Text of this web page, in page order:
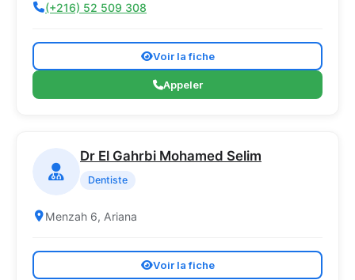
(+216) 52 509 308
Voir la fiche
Appeler
Dr El Gahrbi Mohamed Selim
Dentiste
Menzah 6, Ariana
Voir la fiche